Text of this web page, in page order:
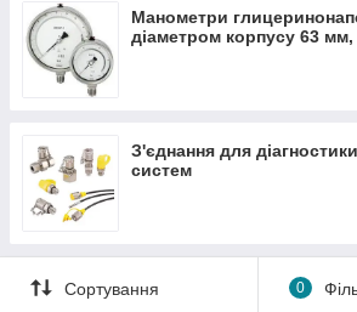
Все для гідравліки інтернет-
ТОВ «ПРО-ПАРТС» пропонує
вигідними цінами. Знижки від
Манометри
діаметром корпусу 63 мм,
З'єднання для
систем
Сортування 0